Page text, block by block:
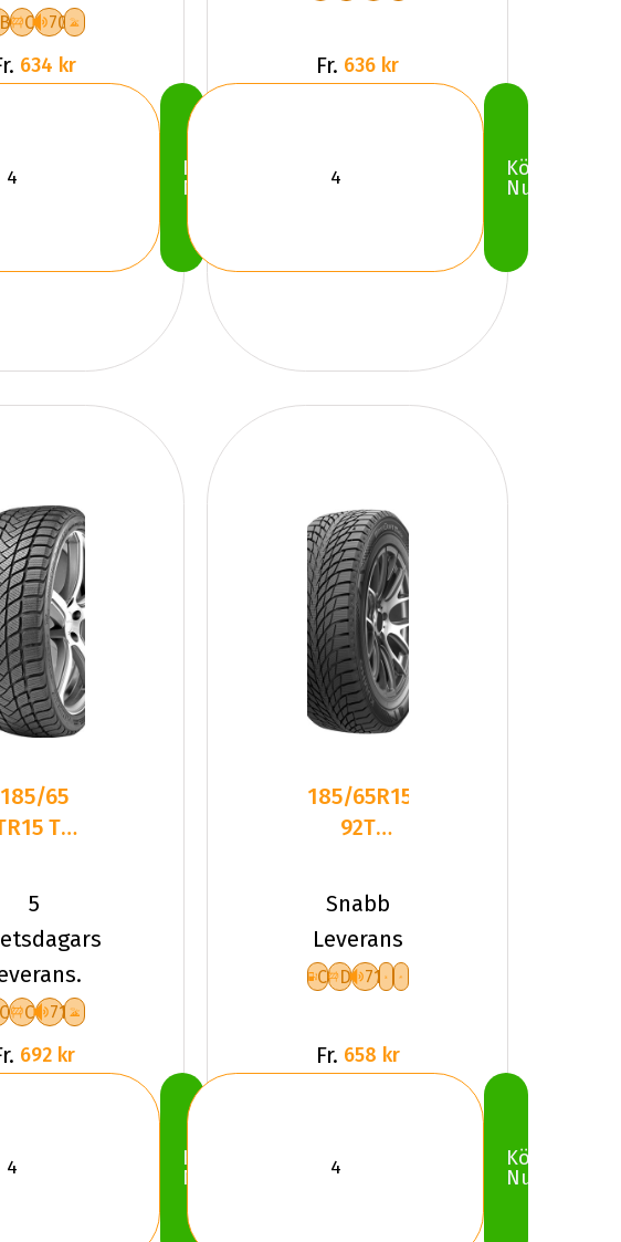
C 70
634 kr
Köp
Nu
Fr. 636 kr
Köp
Nu
185/65
TL
5
C 71
692 kr
Köp
Nu
185/65R15
92T
WinterCraft
Snabb
Leverans
C D 71
Fr. 658 kr
Köp
Nu